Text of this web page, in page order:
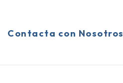
Contacta con Nosotros